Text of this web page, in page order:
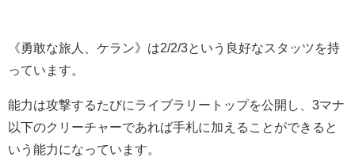
《勇敢な旅人、ケラン》は2/2/3という良好なスタッツを持
っています。
能力は攻撃するたびにライブラリートップを公開し、3マナ
以下のクリーチャーであれば手札に加えることができると
いう能力になっています。